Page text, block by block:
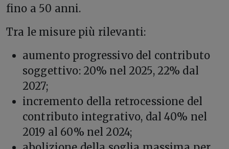
fino a 50 anni.
Tra le misure più rilevanti:
aumento progressivo del contributo
soggettivo: 20% nel 2025, 22% dal
2027;
incremento della retrocessione del
contributo integrativo, dal 40% nel
2019 al 60% nel 2024;